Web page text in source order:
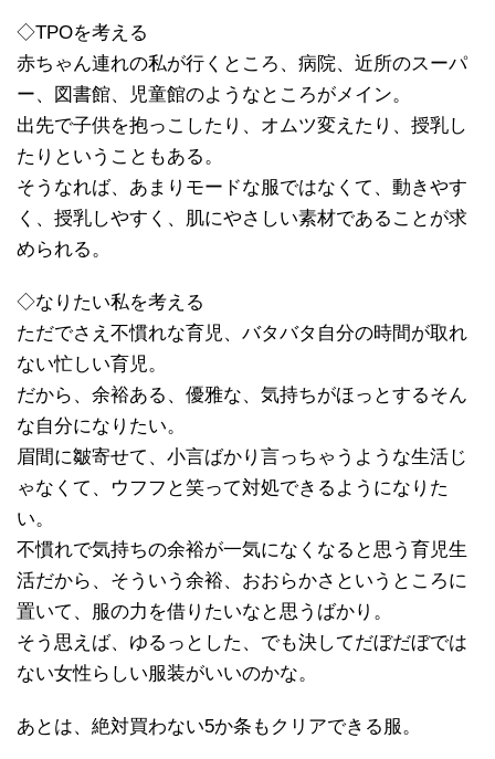
◇TPOを考える
赤ちゃん連れの私が行くところ、病院、近所のスーパ
ー、図書館、児童館のようなところがメイン。
出先で子供を抱っこしたり、オムツ変えたり、授乳し
たりということもある。
そうなれば、あまりモードな服ではなくて、動きやす
く、授乳しやすく、肌にやさしい素材であることが求
められる。
◇なりたい私を考える
ただでさえ不慣れな育児、バタバタ自分の時間が取れ
ない忙しい育児。
だから、余裕ある、優雅な、気持ちがほっとするそん
な自分になりたい。
眉間に皺寄せて、小言ばかり言っちゃうような生活じ
ゃなくて、ウフフと笑って対処できるようになりた
い。
不慣れで気持ちの余裕が一気になくなると思う育児生
活だから、そういう余裕、おおらかさというところに
置いて、服の力を借りたいなと思うばかり。
そう思えば、ゆるっとした、でも決してだぼだぼでは
ない女性らしい服装がいいのかな。
あとは、絶対買わない5か条もクリアできる服。